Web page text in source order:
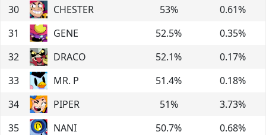
30 CHESTER 53% 0.61%
31
GENE 52.5% 0.35%
32
DRACO 52.1% 0.17%
33
MR. P 51.4% 0.18%
34
PIPER 51% 3.73%
35
NANI 50.7% 0.68%